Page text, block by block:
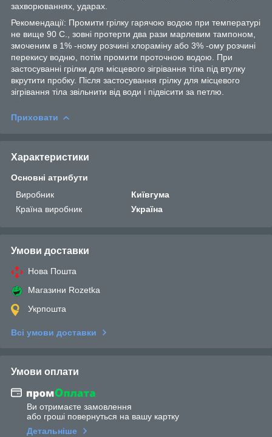
захворюваннях, ударах.
Рекомендації: Промити грілку гарячою водою при температурі
не вище 90 С., зовні протерти два рази марлевим тампоном,
змоченим в 1% -ному розчині хлораміну або 3% -ому розчині
перекису водню, потім промити проточною водою. При
застосуванні грілки для місцевого зігрівання тіла під втулку
вкрутити пробку. Після застосування грілку для місцевого
зігрівання тіла звільнити від води і підвісити за петлю.
Приховати
Характеристики
Основні атрибути
Виробник
Київгума
Країна виробник
Україна
Умови доставки
Нова Пошта
Магазини Rozetka
Укрпошта
Всі умови доставки
Умови оплати
Ви отримаєте замовлення
або гроші повернуться на вашу картку
Детальніше